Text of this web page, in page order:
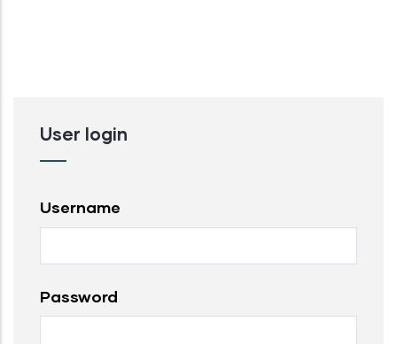
User login
Username
Password